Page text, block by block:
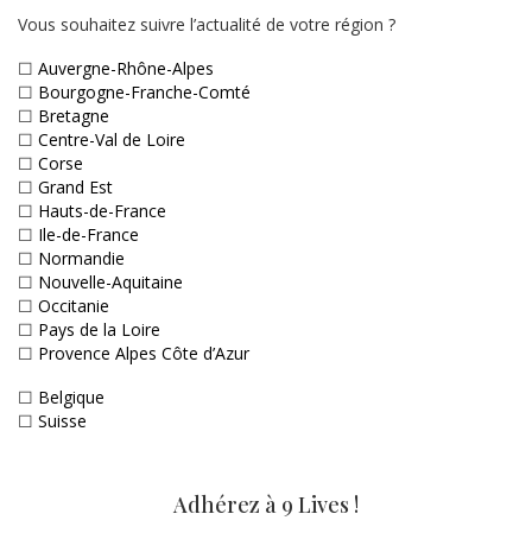
Vous souhaitez suivre l’actualité de votre région ?
☐ Auvergne-Rhône-Alpes
☐ Bourgogne-Franche-Comté
☐ Bretagne
☐ Centre-Val de Loire
☐ Corse
☐ Grand Est
☐ Hauts-de-France
☐ Ile-de-France
☐ Normandie
☐ Nouvelle-Aquitaine
☐ Occitanie
☐ Pays de la Loire
☐ Provence Alpes Côte d’Azur
☐ Belgique
☐ Suisse
Adhérez à 9 Lives !